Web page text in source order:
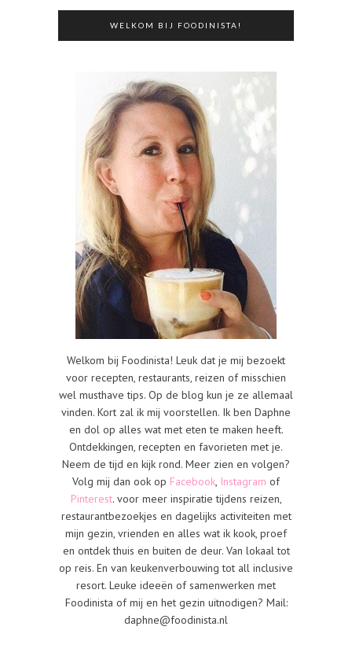
WELKOM BIJ FOODINISTA!
Welkom bij Foodinista! Leuk dat je mij bezoekt
voor recepten, restaurants, reizen of misschien
wel musthave tips. Op de blog kun je ze allemaal
vinden. Kort zal ik mij voorstellen. Ik ben Daphne
en dol op alles wat met eten te maken heeft.
Ontdekkingen, recepten en favorieten met je.
Neem de tijd en kijk rond. Meer zien en volgen?
Volg mij dan ook op Facebook, Instagram of
Pinterest. voor meer inspiratie tijdens reizen,
restaurantbezoekjes en dagelijks activiteiten met
mijn gezin, vrienden en alles wat ik kook, proef
en ontdek thuis en buiten de deur. Van lokaal tot
op reis. En van keukenverbouwing tot all inclusive
resort. Leuke ideeën of samenwerken met
Foodinista of mij en het gezin uitnodigen? Mail:
daphne@foodinista.nl